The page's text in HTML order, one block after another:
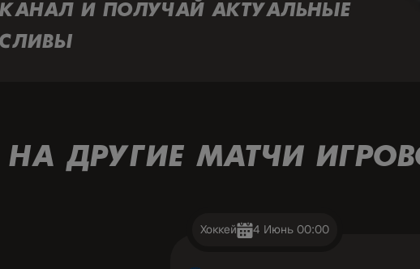
КАНАЛ И ПОЛУЧАЙ АКТУАЛЬНЫЕ
СЛИВЫ
ДРУГИЕ МАТЧИ
Хоккей 4 Июнь 00:00